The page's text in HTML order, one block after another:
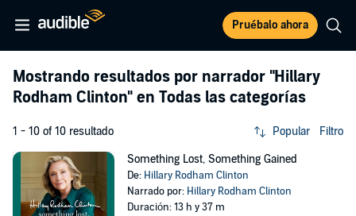
Pruébalo ahora
Mostrando resultados por narrador "Hillary
Rodham Clinton" en Todas las categorías
1 - 10 of 10 resultado Popular Filtro
Something Lost, Something Gained
De: Hillary Rodham Clinton
Narrado por: Hillary Rodham Clinton
Duración: 13 h y 37 m